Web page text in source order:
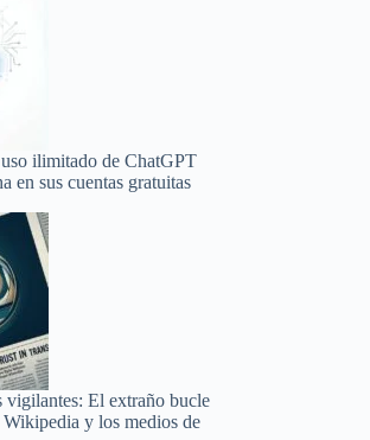
ilimitado de ChatGPT
en sus cuentas gratuitas
El extraño bucle
y los medios de